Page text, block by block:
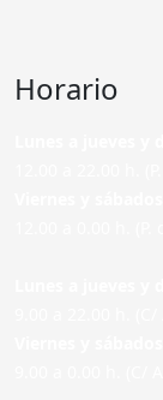
Horario